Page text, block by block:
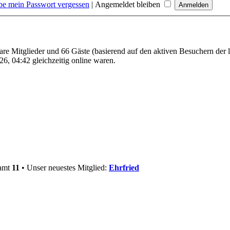
mein Passwort vergessen | Angemeldet bleiben
Mitglieder und 66 Gäste (basierend auf den aktiven Besuchern der
04:42 gleichzeitig online waren.
11 • Unser neuestes Mitglied: Ehrfried